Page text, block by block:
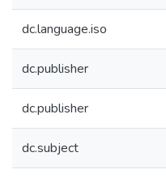
dc.language.iso
dc.publisher
dc.publisher
dc.subject